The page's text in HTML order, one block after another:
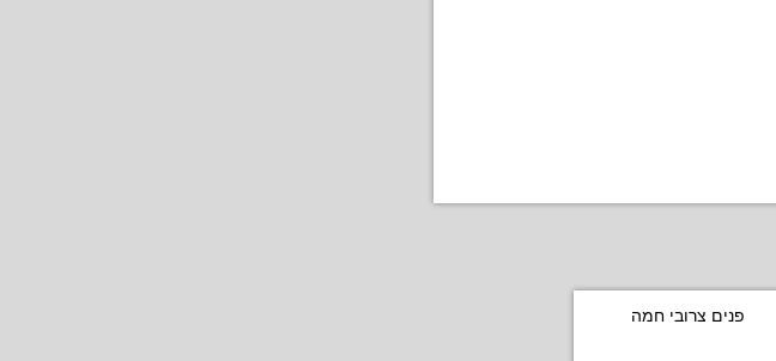
פנים צרובי חמה